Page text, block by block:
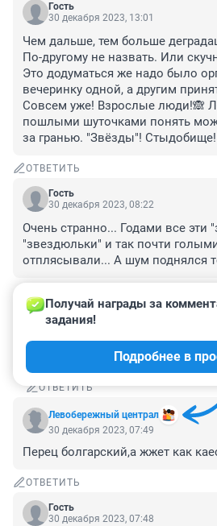
Гость
30 декабря 2023, 13:01
Чем дальше, тем больше
По-другому не назвать. Или
Это додуматься же надо было
вечеринку одной, а другим
Совсем уже! Взрослые люди!🙈
пошлыми шуточками понять
за гранью. "Звёзды"! Стыдобище!
ОТВЕТИТЬ
Гость
30 декабря 2023, 08:22
Очень странно... Годами все эти
"звездюльки" и так почти
отплясывали... А шум поднялся
Гость
Я давно говорю их всех
ОТВЕТИТЬ
Левобережный централ
Получай награды за
задания!
Подробнее в
30 декабря 2023, 07:49
Перец болгарский,а жжет как
ОТВЕТИТЬ
Гость
30 декабря 2023, 07:48